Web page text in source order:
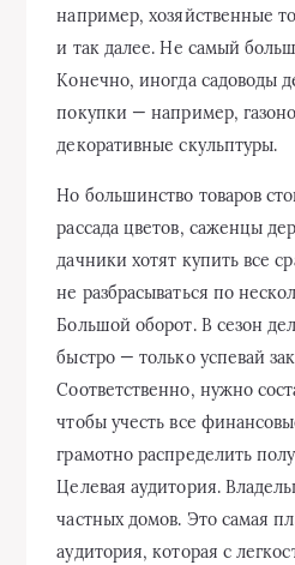
например, хозяйственные
и так далее. Не самый
Конечно, иногда садоводы
покупки — например,
декоративные скульптуры.
Но большинство товаров
рассада цветов, саженцы
дачники хотят купить все
не разбрасываться по
Большой оборот. В сезон
быстро — только успевай
Соответственно, нужно
чтобы учесть все
грамотно распределить
Целевая аудитория.
частных домов. Это самая
аудитория, которая с